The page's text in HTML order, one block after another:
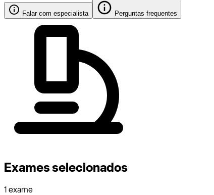
Falar com especialista Perguntas frequentes
Exames selecionados
1 exame